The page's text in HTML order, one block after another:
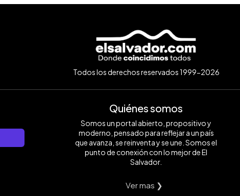
Todos los derechos reservados 1999-2026
Quiénes somos
Somos un portal abierto, propositivo y
moderno, pensado para reflejar a un país
que avanza, se reinventa y se une. Somos el
punto de conexión con lo mejor de El
Salvador.
Ver mas ❯